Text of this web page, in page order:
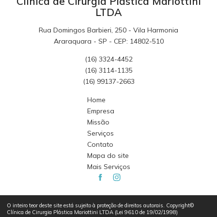
LTDA
Rua Domingos Barbieri, 250 - Vila Harmonia
Araraquara - SP - CEP: 14802-510
(16) 3324-4452
(16) 3114-1135
(16) 99137-2663
Home
Empresa
Missão
Serviços
Contato
Mapa do site
Mais Serviços
O inteiro teor deste site está sujeito à proteção de direitos autorais. Copyright©
Clínica de Cirurgia Plástica Mariottini LTDA (Lei 9610 de 19/02/1998)